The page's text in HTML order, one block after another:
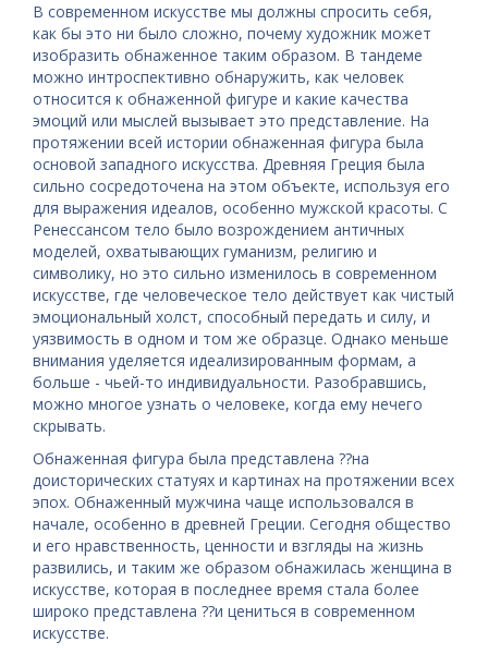
В современном искусстве мы должны спросить себя,
как бы это ни было сложно, почему художник может
изобразить обнаженное таким образом. В тандеме
можно интроспективно обнаружить, как человек
относится к обнаженной фигуре и какие качества
эмоций или мыслей вызывает это представление. На
протяжении всей истории обнаженная фигура была
основой западного искусства. Древняя Греция была
сильно сосредоточена на этом объекте, используя его
для выражения идеалов, особенно мужской красоты. С
Ренессансом тело было возрождением античных
моделей, охватывающих гуманизм, религию и
символику, но это сильно изменилось в современном
искусстве, где человеческое тело действует как чистый
эмоциональный холст, способный передать и силу, и
уязвимость в одном и том же образце. Однако меньше
внимания уделяется идеализированным формам, а
больше - чьей-то индивидуальности. Разобравшись,
можно многое узнать о человеке, когда ему нечего
скрывать.
Обнаженная фигура была представлена ??на
доисторических статуях и картинах на протяжении всех
эпох. Обнаженный мужчина чаще использовался в
начале, особенно в древней Греции. Сегодня общество
и его нравственность, ценности и взгляды на жизнь
развились, и таким же образом обнажилась женщина в
искусстве, которая в последнее время стала более
широко представлена ??и цениться в современном
искусстве.